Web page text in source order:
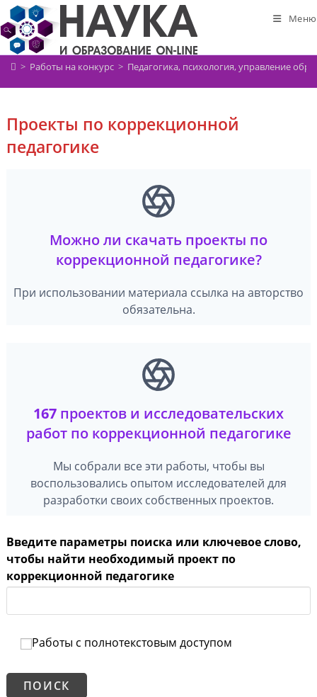
Перейти
к
содержимому
Меню
> Работы на конкурс > Педагогика, психология, управление
Проекты по коррекционной
педагогике
Можно ли скачать проекты по
коррекционной педагогике?
При использовании материала ссылка на авторство
обязательна.
167 проектов и исследовательских
работ по коррекционной педагогике
Мы собрали все эти работы, чтобы вы
воспользовались опытом исследователей для
разработки своих собственных проектов.
Введите параметры поиска или ключевое слово,
чтобы найти необходимый проект по
коррекционной педагогике
Работы с полнотекстовым доступом